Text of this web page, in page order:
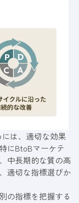
は、適切な効果
にBtoBマーケテ
中長期的な質の高
適切な指標選びか
の指標を把握する